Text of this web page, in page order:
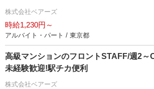
株式会社ベアーズ
時給1,230円～
アルバイト・パート / 東京都
高級マンションのフロントSTAFF/週2～
未経験歓迎!駅チカ便利
株式会社ベアーズ